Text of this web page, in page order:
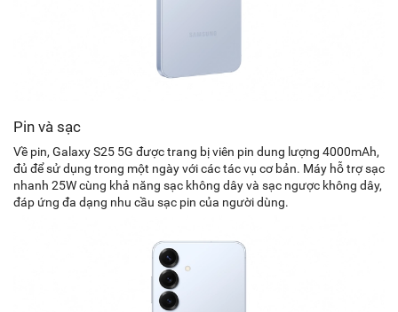
Pin và sạc
Về pin, Galaxy S25 5G được trang bị viên pin dung lượng 4000mAh,
đủ để sử dụng trong một ngày với các tác vụ cơ bản. Máy hỗ trợ sạc
nhanh 25W cùng khả năng sạc không dây và sạc ngược không dây,
đáp ứng đa dạng nhu cầu sạc pin của người dùng.